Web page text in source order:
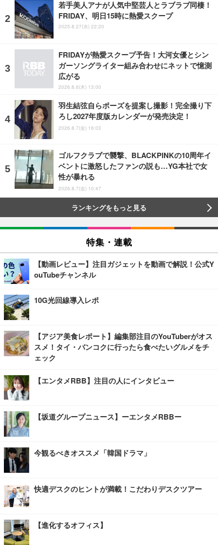
若手美人アナが人気中堅芸人とラブラブ同棲！
FRIDAY、明日15時に熱愛スクープ
2025.8.27(水) 22:20
FRIDAYが熱愛スクープ予告！大河女優とシン
ガーソングライター組み合わせにネットで憶測
広がる
2026.8.6(木) 13:00
羽生結弦自らポーズを提案し撮影！完全撮り下
ろし2027年度版カレンダーが発売決定！
2026.8.7(金) 16:03
ゴルフクラブで襲撃、BLACKPINKの10周年イ
ベントに激怒したファンの説も…YG本社で女
性が暴れる
2026.8.7(金) 10:47
ランキングをもっと見る
特集・連載
【動画レビュー】注目ガジェットを動画で解説！公式Y
ouTubeチャンネル
10G光回線導入レポ
【アジア美食レポート】編集部注目のYouTuberがオス
スメ！タイ・バンコクに行ったら食べたいグルメをチ
ェック
【エンタメRBB】注目の人にインタビュー
【坂道グループニュース】ーエンタメRBBー
今観るべきオススメ「韓国ドラマ」
快適デスクのヒントが満載！こだわりデスクツアー
【進化するオフィス】